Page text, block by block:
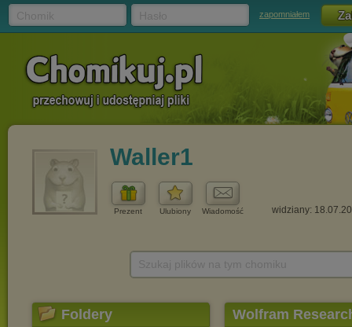
zapomniałem
Waller1
Prezent Ulubiony Wiadomość widziany:
Foldery Wolfram